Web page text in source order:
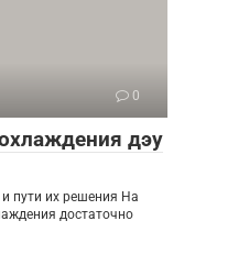
0
дэу
пути их решения На
достаточно